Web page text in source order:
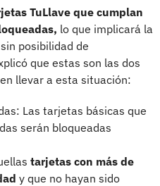
TuLlave que cumplan
lo que implicará la
posibilidad de
que estas son las dos
llevar a esta situación:
Las tarjetas básicas que
serán bloqueadas
tarjetas con más de
y que no hayan sido